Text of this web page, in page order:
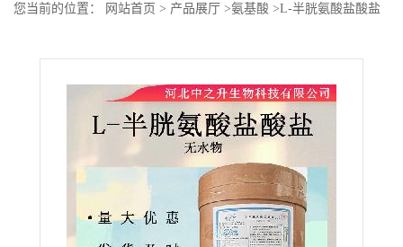
您当前的位置： 网站首页 > 产品展厅 >氨基酸 >L-半胱氨酸盐酸盐